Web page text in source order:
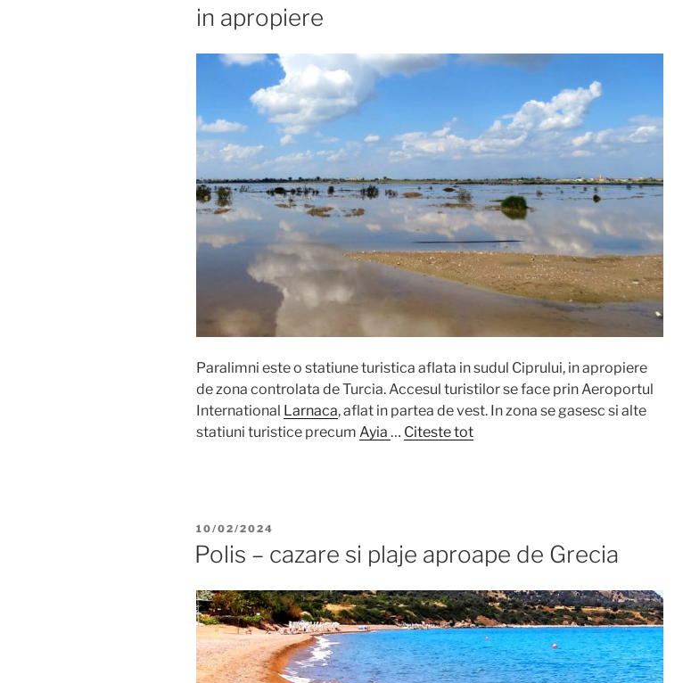
in apropiere
Paralimni este o statiune turistica aflata in sudul Ciprului, in apropiere
de zona controlata de Turcia. Accesul turistilor se face prin Aeroportul
International Larnaca, aflat in partea de vest. In zona se gasesc si alte
statiuni turistice precum Ayia … Citeste tot
POSTED
ON
10/02/2024
Polis – cazare si plaje aproape de Grecia